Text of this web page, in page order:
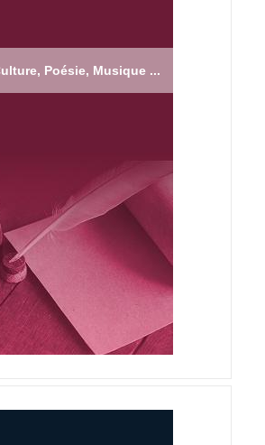
Poésie, Musique ...